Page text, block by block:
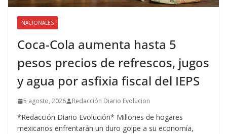
NACIONALES
Coca-Cola aumenta hasta 5
pesos precios de refrescos, jugos
y agua por asfixia fiscal del IEPS
5 agosto, 2026 Redacción Diario Evolucion
*Redacción Diario Evolución* Millones de hogares
mexicanos enfrentarán un duro golpe a su economía,